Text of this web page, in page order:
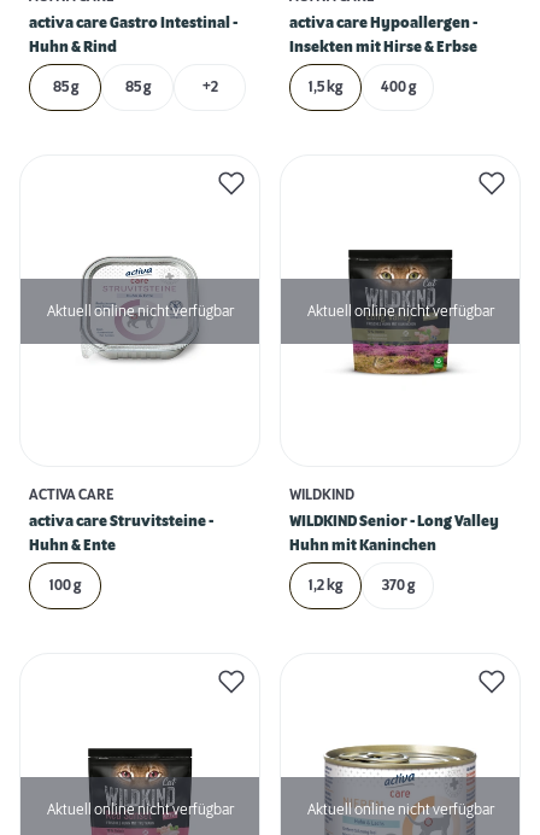
activa care Gastro Intestinal -
Huhn & Rind
85 g 85 g +2
activa care Hypoallergen -
Insekten mit Hirse & Erbse
1,5 kg 400 g
Aktuell online nicht verfügbar
ACTIVA CARE
activa care Struvitsteine -
Huhn & Ente
100 g
Aktuell online nicht verfügbar
WILDKIND
WILDKIND Senior - Long Valley
Huhn mit Kaninchen
1,2 kg 370 g
Aktuell online nicht verfügbar Aktuell online nicht verfügbar